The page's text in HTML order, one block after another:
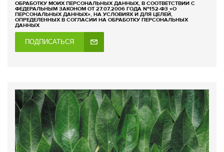
ОБРАБОТКУ МОИХ ПЕРСОНАЛЬНЫХ ДАННЫХ, В СООТВЕТСТВИИ С
ФЕДЕРАЛЬНЫМ ЗАКОНОМ ОТ 27.07.2006 ГОДА №152-ФЗ «О
ПЕРСОНАЛЬНЫХ ДАННЫХ», НА УСЛОВИЯХ И ДЛЯ ЦЕЛЕЙ,
ОПРЕДЕЛЕННЫХ В СОГЛАСИИ НА ОБРАБОТКУ ПЕРСОНАЛЬНЫХ
ДАННЫХ
ПОДПИСАТЬСЯ